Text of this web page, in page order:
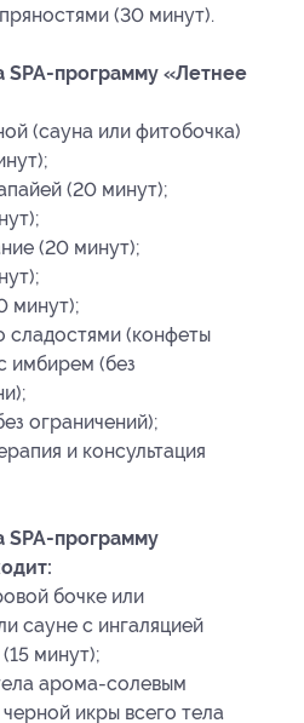
(30 минут).
SPA-программу «Летнее
(сауна или фитобочка)
(20 минут);
(20 минут);
минут);
сладостями (конфеты
имбирем (без
ограничений);
и консультация
SPA-программу
бочке или
сауне с ингаляцией
минут);
арома-солевым
икры всего тела